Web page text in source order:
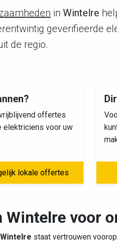
in Wintelre
geverifieerde
de regio.
offertes
elektriciens voor uw
lokale offertes
voor
staat vertrouwen